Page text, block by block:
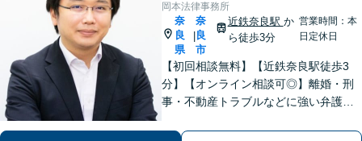
岡本法律事務所
奈
良
県
|
奈
良
市
近鉄奈良駅 か
ら徒歩3分
営業時間：本
日定休日
【初回相談無料】【近鉄奈良駅徒歩3
分】【オンライン相談可◎】離婚・刑
事・不動産トラブルなどに強い弁護士
対応しています。お一人で悩まれず、